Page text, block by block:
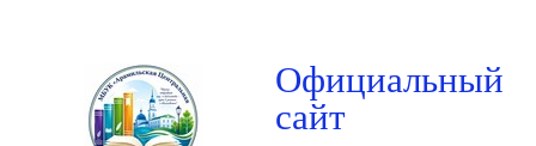
Официальный
сайт